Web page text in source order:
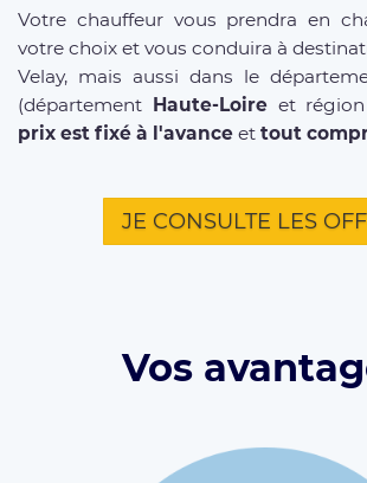
Votre chauffeur vous prendra en
votre choix et vous conduira à
Velay, mais aussi dans le
(département Haute-Loireet
prix est fixé à l'avance et tout
JE CONSULTE LES
Vos